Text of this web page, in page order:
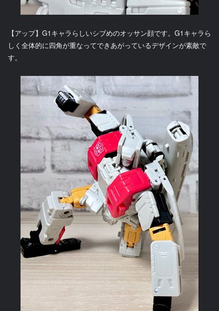
【アップ】G1キャラらしいシブめのオッサン顔です。G1キャラら
しく全体的に四角が重なってできあがっているデザインが素敵で
す。